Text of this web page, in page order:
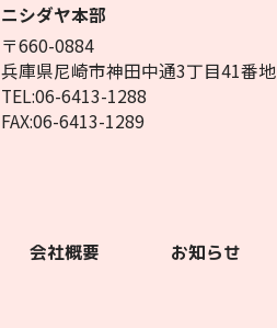
ニシダヤ本部
〒660-0884
兵庫県尼崎市神田中通3丁目41番地
TEL:06-6413-1288
FAX:06-6413-1289
会社概要 お知らせ